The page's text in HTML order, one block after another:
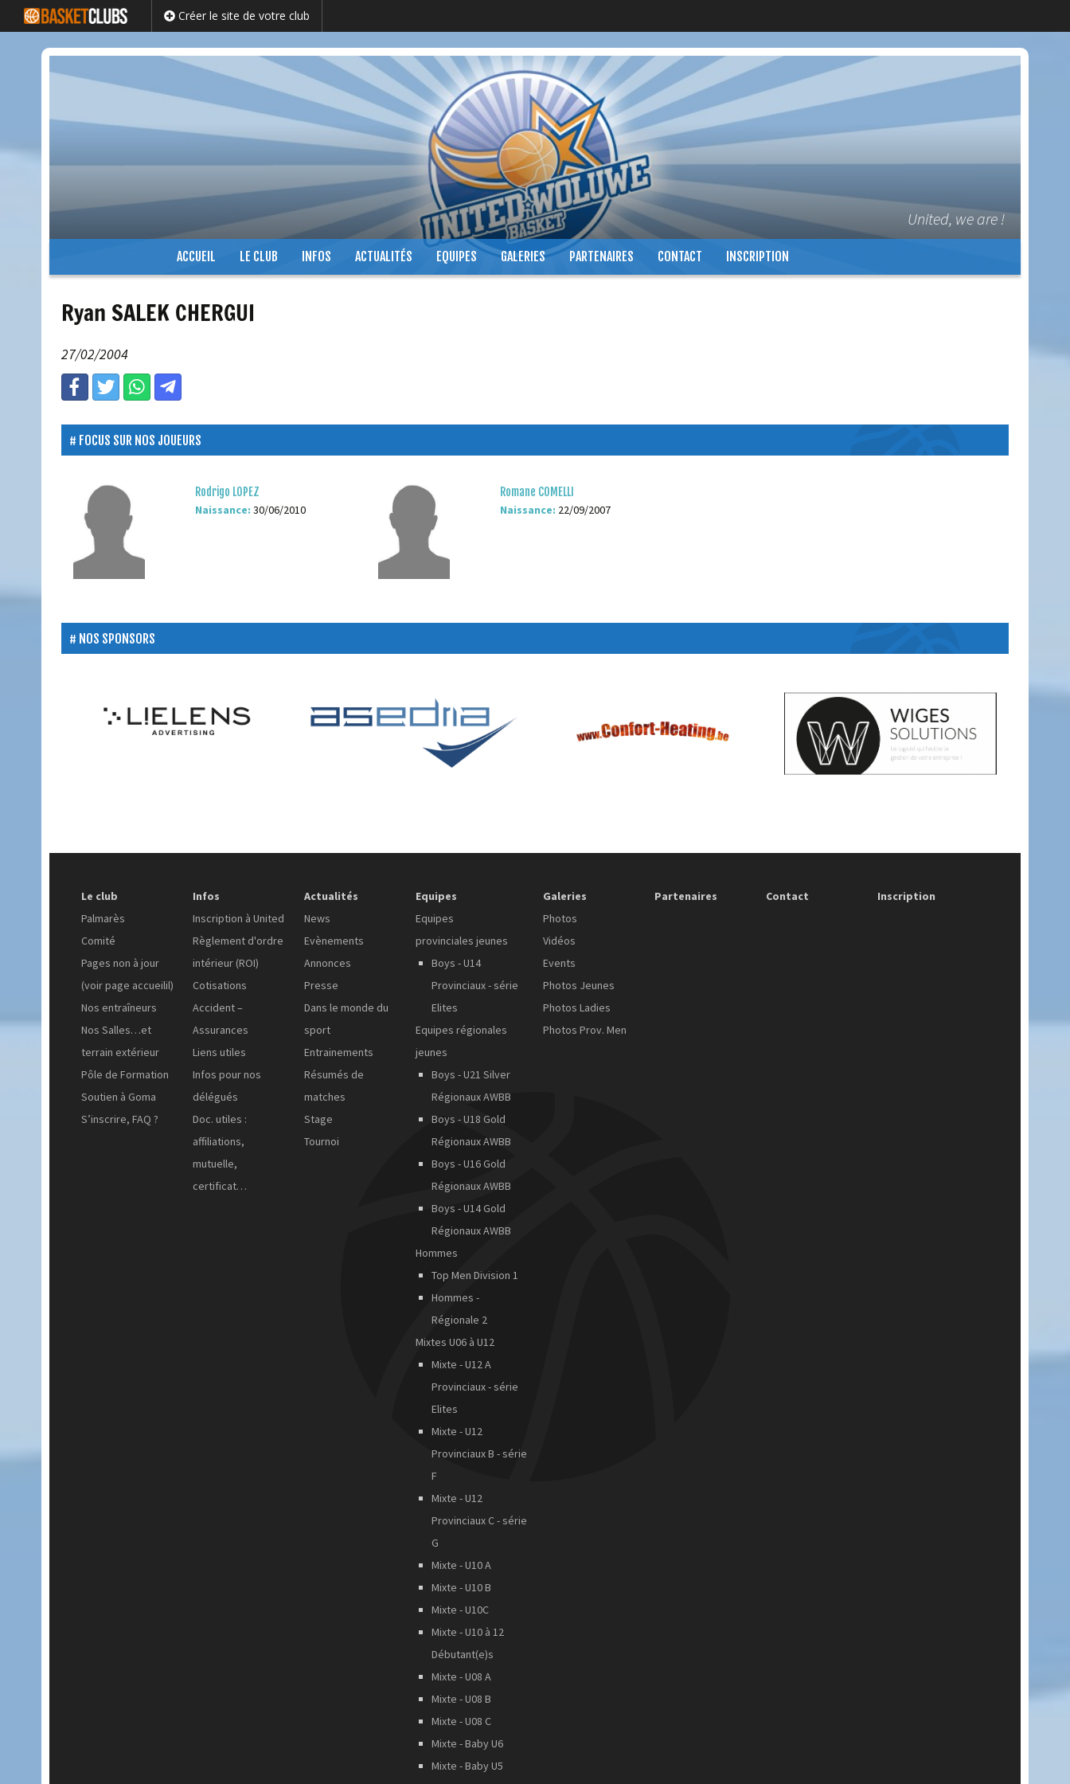
Créer le site de votre club
United, we are !
ACCUEIL LE CLUB INFOS ACTUALITÉS EQUIPES GALERIES PARTENAIRES CONTACT INSCRIPTION
Ryan SALEK CHERGUI
27/02/2004
FOCUS SUR NOS JOUEURS
Rodrigo LOPEZ
Naissance: 30/06/2010
Romane COMELLI
Naissance: 22/09/2007
NOS SPONSORS
Le club
Palmarès
Comité
Pages non à jour
(voir page accueilil)
Nos entraîneurs
Nos Salles…et
terrain extérieur
Pôle de Formation
Soutien à Goma
S’inscrire, FAQ ?
Infos
Inscription à United
Règlement d'ordre
intérieur (ROI)
Cotisations
Accident –
Assurances
Liens utiles
Infos pour nos
délégués
Doc. utiles :
affiliations,
mutuelle,
certificat…
Actualités
News
Evènements
Annonces
Presse
Dans le monde du
sport
Entrainements
Résumés de
matches
Stage
Tournoi
Equipes
Equipes
provinciales jeunes
Boys - U14
Provinciaux - série
Elites
Equipes régionales
jeunes
Boys - U21 Silver
Régionaux AWBB
Boys - U18 Gold
Régionaux AWBB
Boys - U16 Gold
Régionaux AWBB
Boys - U14 Gold
Régionaux AWBB
Hommes
Top Men Division 1
Hommes -
Régionale 2
Mixtes U06 à U12
Mixte - U12 A
Provinciaux - série
Elites
Mixte - U12
Provinciaux B - série
F
Mixte - U12
Provinciaux C - série
G
Mixte - U10 A
Mixte - U10 B
Mixte - U10C
Mixte - U10 à 12
Débutant(e)s
Mixte - U08 A
Mixte - U08 B
Mixte - U08 C
Mixte - Baby U6
Mixte - Baby U5
Galeries
Photos
Vidéos
Events
Photos Jeunes
Photos Ladies
Photos Prov. Men
Partenaires Contact Inscription